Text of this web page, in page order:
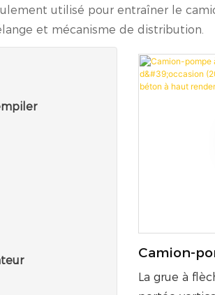
utilisé pour entraîner le
et mécanisme de distribution.
rotatif
mural
hydraulique
camion
pneus
diesel
Camion-
Zoomlion
(2013) -
La grue à